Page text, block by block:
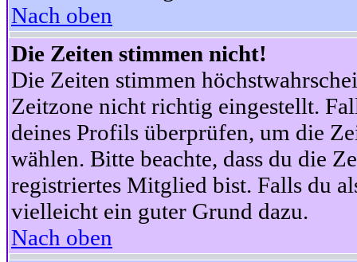
Nach oben
Die Zeiten stimmen nicht!
Die Zeiten stimmen
Zeitzone nicht richtig eingestellt.
deines Profils überprüfen, um die
wählen. Bitte beachte, dass du die
registriertes Mitglied bist. Falls du
vielleicht ein guter Grund dazu.
Nach oben